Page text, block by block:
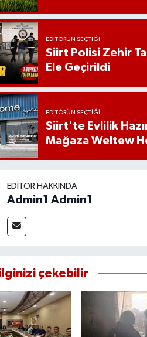
EDITÖRÜN SEÇTIĞI
Siirt Polisi Zehir
Ele Geçirildi
EDITÖRÜN SEÇTIĞI
Siirt'te Evlilik
Mağaza Weltew
EDITÖR HAKKINDA
Admin1 Admin1
çekebilir